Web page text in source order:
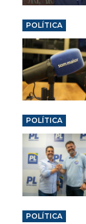
POLÍTICA
POLÍTICA
POLÍTICA